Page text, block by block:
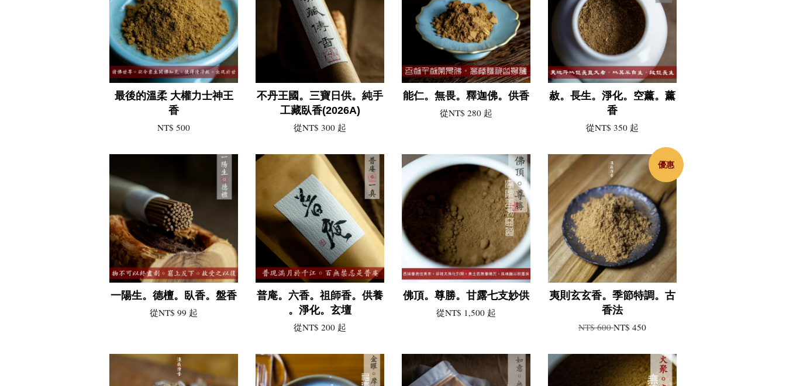
最後的溫柔 大權力士神王
香
NT$ 500
不丹王國。三寶日供。純手
工藏臥香(2026A)
從NT$ 300 起
能仁。無畏。釋迦佛。供香
從NT$ 280 起
赦。長生。淨化。空薰。薰
香
從NT$ 350 起
一陽生。德檀。臥香。盤香
從NT$ 99 起
普庵。六香。祖師香。供養
。淨化。玄壇
從NT$ 200 起
佛頂。尊勝。甘露七支妙供
從NT$ 1,500 起
優惠
夷則玄玄香。季節特調。古
香法
NT$ 600NT$ 450